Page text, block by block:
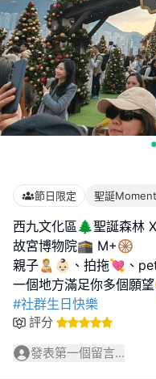
節日限定 聖誕
西九文化區🌲聖誕森林
故宮博物院🕋 M+🛞
親子🧑🏼‍🍼👶🏻、拍拖💘
#社群生日快樂
評分
發表第一個留言...